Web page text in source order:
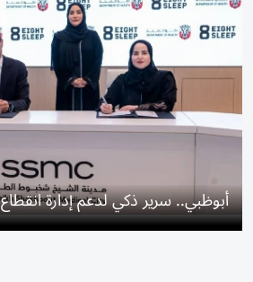
أبوظبي.. سرير ذكي لدعم إدارة